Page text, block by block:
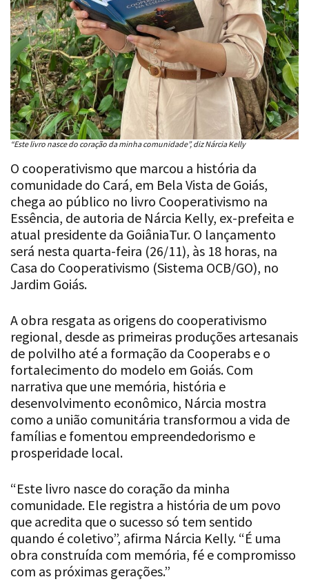
“Este livro nasce do coração da minha comunidade”, diz Nárcia Kelly
O cooperativismo que marcou a história da
comunidade do Cará, em Bela Vista de Goiás,
chega ao público no livro Cooperativismo na
Essência, de autoria de Nárcia Kelly, ex-prefeita e
atual presidente da GoiâniaTur. O lançamento
será nesta quarta-feira (26/11), às 18 horas, na
Casa do Cooperativismo (Sistema OCB/GO), no
A obra resgata as origens do cooperativismo
regional, desde as primeiras produções artesanais
de polvilho até a formação da Cooperabs e o
fortalecimento do modelo em Goiás. Com
narrativa que une memória, história e
desenvolvimento econômico, Nárcia mostra
como a união comunitária transformou a vida de
famílias e fomentou empreendedorismo e
“Este livro nasce do coração da minha
comunidade. Ele registra a história de um povo
que acredita que o sucesso só tem sentido
quando é coletivo”, afirma Nárcia Kelly. “É uma
obra construída com memória, fé e compromisso